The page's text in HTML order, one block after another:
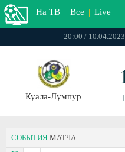
На ТВ | Все | Live
20:00 /
Куала-Лумпур
СОБЫТИЯ МАТЧА